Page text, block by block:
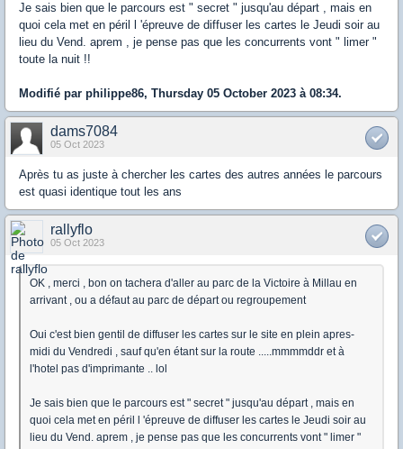
Je sais bien que le parcours est " secret " jusqu'au départ , mais en
quoi cela met en péril l 'épreuve de diffuser les cartes le Jeudi soir au
lieu du Vend. aprem , je pense pas que les concurrents vont " limer "
toute la nuit !!
Modifié par philippe86, Thursday 05 October 2023 à 08:34.
dams7084
05 Oct 2023
Après tu as juste à chercher les cartes des autres années le parcours
est quasi identique tout les ans
rallyflo
05 Oct 2023
OK , merci , bon on tachera d'aller au parc de la Victoire à Millau en
arrivant , ou a défaut au parc de départ ou regroupement
Oui c'est bien gentil de diffuser les cartes sur le site en plein apres-
midi du Vendredi , sauf qu'en étant sur la route .....mmmmddr et à
l'hotel pas d'imprimante .. lol
Je sais bien que le parcours est " secret " jusqu'au départ , mais en
quoi cela met en péril l 'épreuve de diffuser les cartes le Jeudi soir au
lieu du Vend. aprem , je pense pas que les concurrents vont " limer "